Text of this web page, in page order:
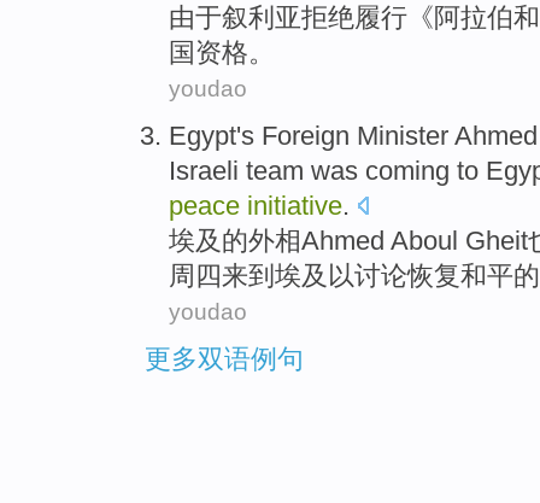
由于叙利亚拒绝履行 《阿拉伯
国资格。
youdao
Egypt's Foreign Minister Ahmed
Israeli team was coming to
peace initiative.
埃及 的外相Ahmed Aboul Gheit
周四来到 埃及 以讨论恢复和平的
youdao
更多双语例句